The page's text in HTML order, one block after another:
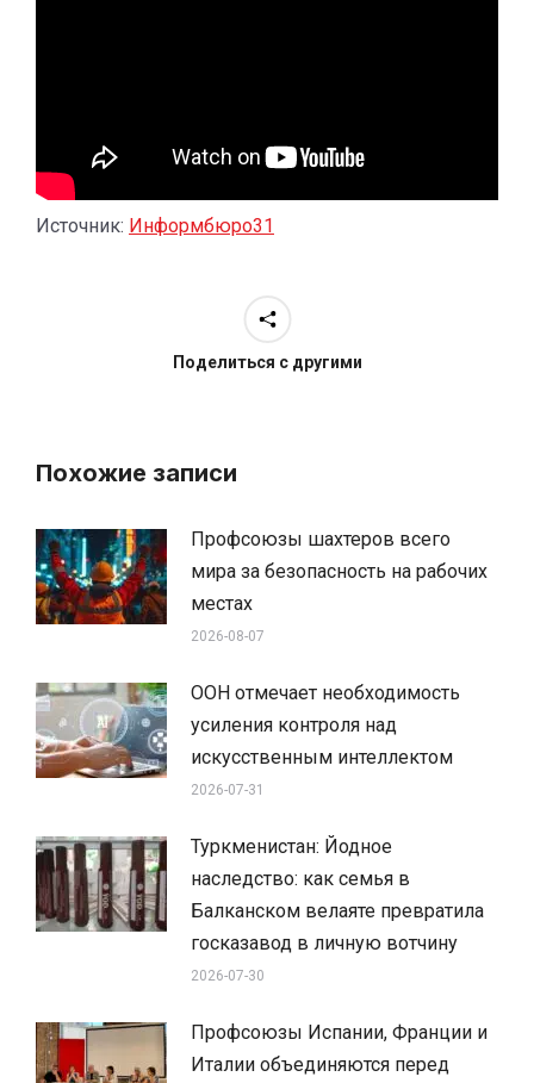
Источник: Информбюро31
Поделиться с другими
Похожие записи
Профсоюзы шахтеров всего
мира за безопасность на рабочих
местах
2026-08-07
ООН отмечает необходимость
усиления контроля над
искусственным интеллектом
2026-07-31
Туркменистан: Йодное
наследство: как семья в
Балканском велаяте превратила
госказавод в личную вотчину
2026-07-30
Профсоюзы Испании, Франции и
Италии объединяются перед